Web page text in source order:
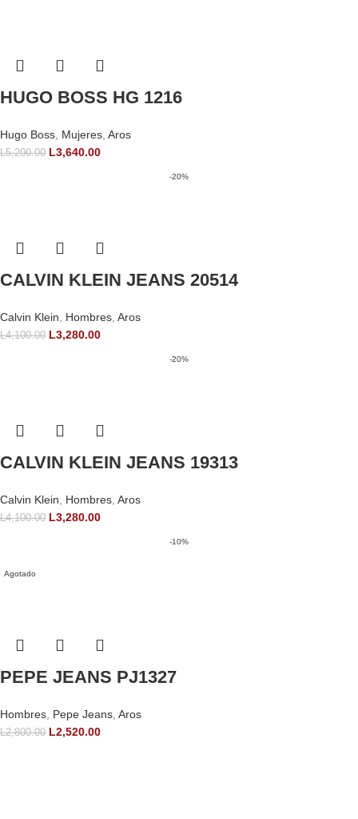
HUGO BOSS HG 1216
Hugo Boss, Mujeres, Aros
L5,200.00 L3,640.00
-20%
CALVIN KLEIN JEANS 20514
Calvin Klein, Hombres, Aros
L4,100.00 L3,280.00
-20%
CALVIN KLEIN JEANS 19313
Calvin Klein, Hombres, Aros
L4,100.00 L3,280.00
-10%
Agotado
PEPE JEANS PJ1327
Hombres, Pepe Jeans, Aros
L2,800.00 L2,520.00